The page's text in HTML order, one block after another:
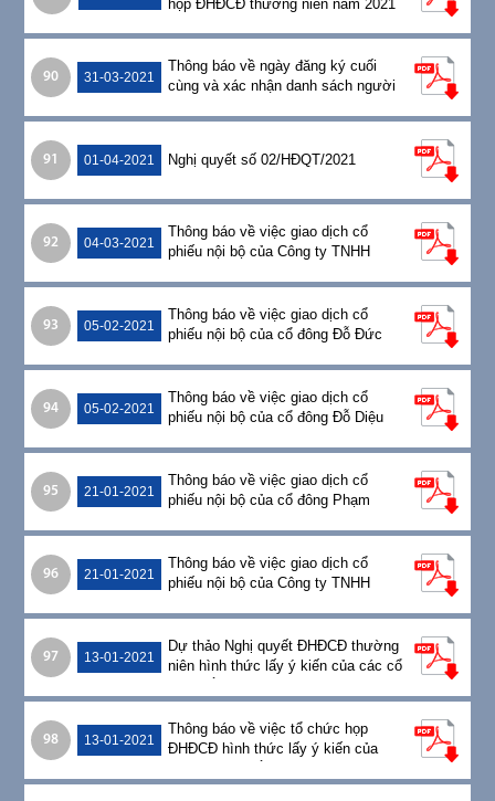
họp ĐHĐCĐ thường niên năm 2021
90 31-03-2021
Thông báo về ngày đăng ký cuối
cùng và xác nhận danh sách người
91 01-04-2021 Nghị quyết số 02/HĐQT/2021
92 04-03-2021
Thông báo về việc giao dịch cổ
phiếu nội bộ của Công ty TNHH
93 05-02-2021
Thông báo về việc giao dịch cổ
phiếu nội bộ của cổ đông Đỗ Đức
94 05-02-2021
Thông báo về việc giao dịch cổ
phiếu nội bộ của cổ đông Đỗ Diệu
95 21-01-2021
Thông báo về việc giao dịch cổ
phiếu nội bộ của cổ đông Phạm
96 21-01-2021
Thông báo về việc giao dịch cổ
phiếu nội bộ của Công ty TNHH
97 13-01-2021
Dự thảo Nghị quyết ĐHĐCĐ thường
niên hình thức lấy ý kiến của các cổ
98 13-01-2021
Thông báo về việc tổ chức họp
ĐHĐCĐ hình thức lấy ý kiến của